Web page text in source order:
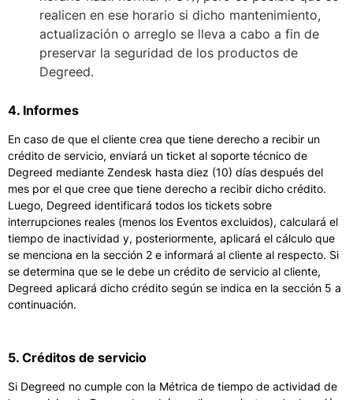
realicen en ese horario si dicho mantenimiento,
actualización o arreglo se lleva a cabo a fin de
preservar la seguridad de los productos de
Degreed.
4. Informes
En caso de que el cliente crea que tiene derecho a recibir un
crédito de servicio, enviará un ticket al soporte técnico de
Degreed mediante Zendesk hasta diez (10) días después del
mes por el que cree que tiene derecho a recibir dicho crédito.
Luego, Degreed identificará todos los tickets sobre
interrupciones reales (menos los Eventos excluidos), calculará el
tiempo de inactividad y, posteriormente, aplicará el cálculo que
se menciona en la sección 2 e informará al cliente al respecto. Si
se determina que se le debe un crédito de servicio al cliente,
Degreed aplicará dicho crédito según se indica en la sección 5 a
continuación.
5. Créditos de servicio
Si Degreed no cumple con la Métrica de tiempo de actividad de